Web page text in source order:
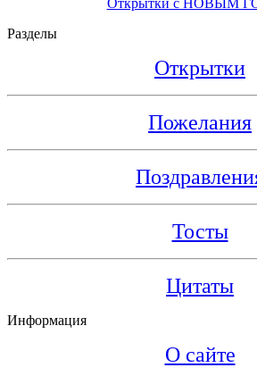
Разделы
Открытки
Пожелания
Тосты
Цитаты
Информация
О сайте